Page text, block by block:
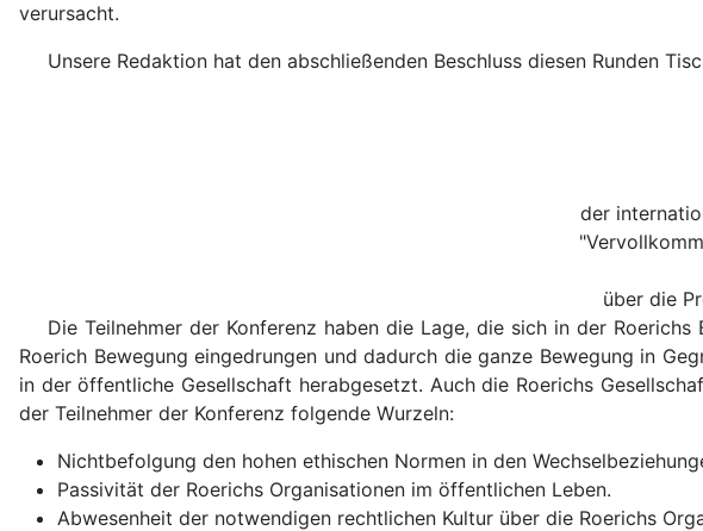
verursacht.
Unsere Redaktion hat den abschließenden Beschluss diesen Runden
der
über die
Die Teilnehmer der Konferenz haben die Lage, die sich in der
Roerich Bewegung eingedrungen und dadurch die ganze Bewegung in
in der öffentliche Gesellschaft herabgesetzt. Auch die Roerichs
der Teilnehmer der Konferenz folgende Wurzeln:
Nichtbefolgung den hohen ethischen Normen in den
Passivität der Roerichs Organisationen im öffentlichen Leben.
Abwesenheit der notwendigen rechtlichen Kultur über die Roerichs